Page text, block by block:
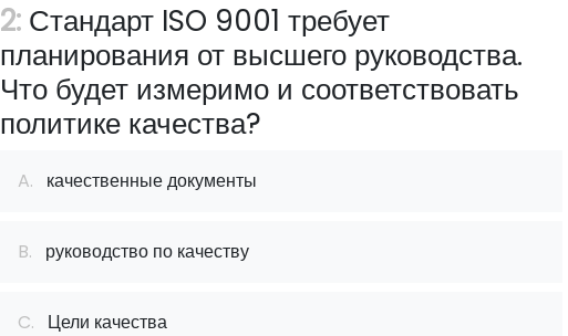
2: Стандарт ISO 9001 требует
планирования от высшего руководства.
Что будет измеримо и соответствовать
политике качества?
A. качественные документы
B. руководство по качеству
C. Цели качества